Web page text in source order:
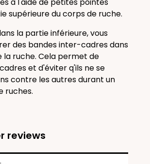
supérieure du corps de ruche.
la partie inférieure, vous
des bandes inter-cadres dans
la ruche. Cela permet de
et d'éviter q'ils ne se
contre les autres durant un
ruches.
reviews